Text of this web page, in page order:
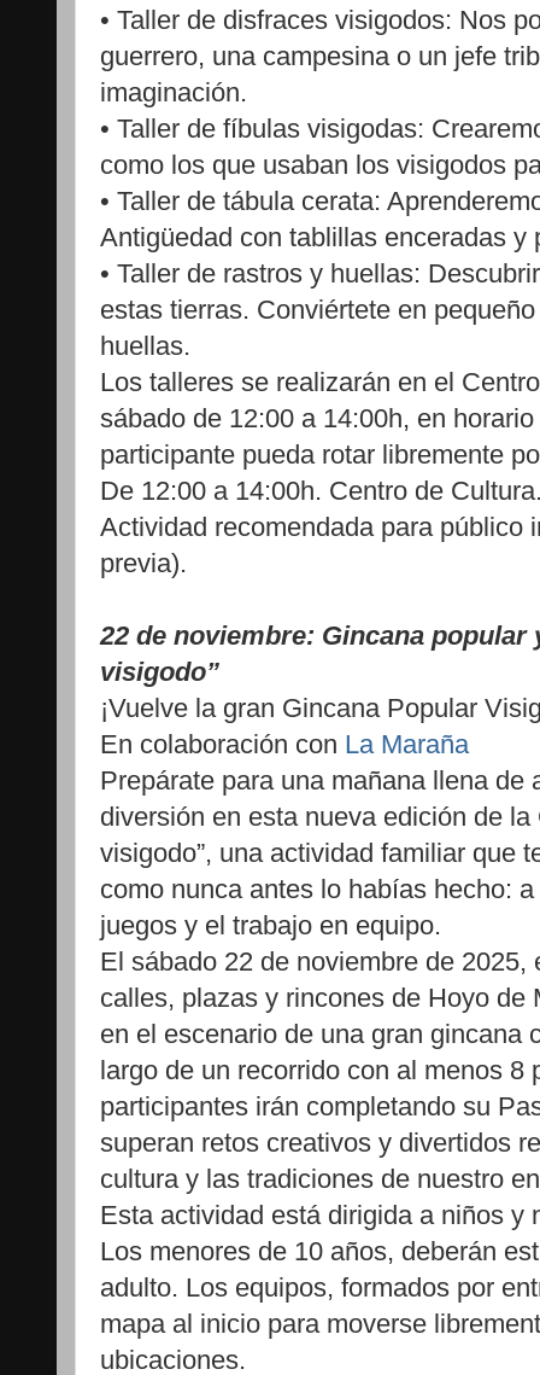
• Taller de disfraces visigodos: Nos
guerrero, una campesina o un jefe
imaginación.
• Taller de fíbulas visigodas:
como los que usaban los visigodos
• Taller de tábula cerata:
Antigüedad con tablillas enceradas y
• Taller de rastros y huellas:
estas tierras. Conviértete en
huellas.
Los talleres se realizarán en el
sábado de 12:00 a 14:00h, en
participante pueda rotar libremente
De 12:00 a 14:00h. Centro de
Actividad recomendada para público
previa).
22 de noviembre: Gincana popular
visigodo”
¡Vuelve la gran Gincana Popular
En colaboración con La Maraña
Prepárate para una mañana llena de
diversión en esta nueva edición de
visigodo”, una actividad familiar que
como nunca antes lo habías hecho:
juegos y el trabajo en equipo.
El sábado 22 de noviembre de 2025,
calles, plazas y rincones de Hoyo de
en el escenario de una gran gincana
largo de un recorrido con al menos 8
participantes irán completando su
superan retos creativos y divertidos
cultura y las tradiciones de nuestro
Esta actividad está dirigida a niños y
Los menores de 10 años, deberán
adulto. Los equipos, formados por
mapa al inicio para moverse
ubicaciones.